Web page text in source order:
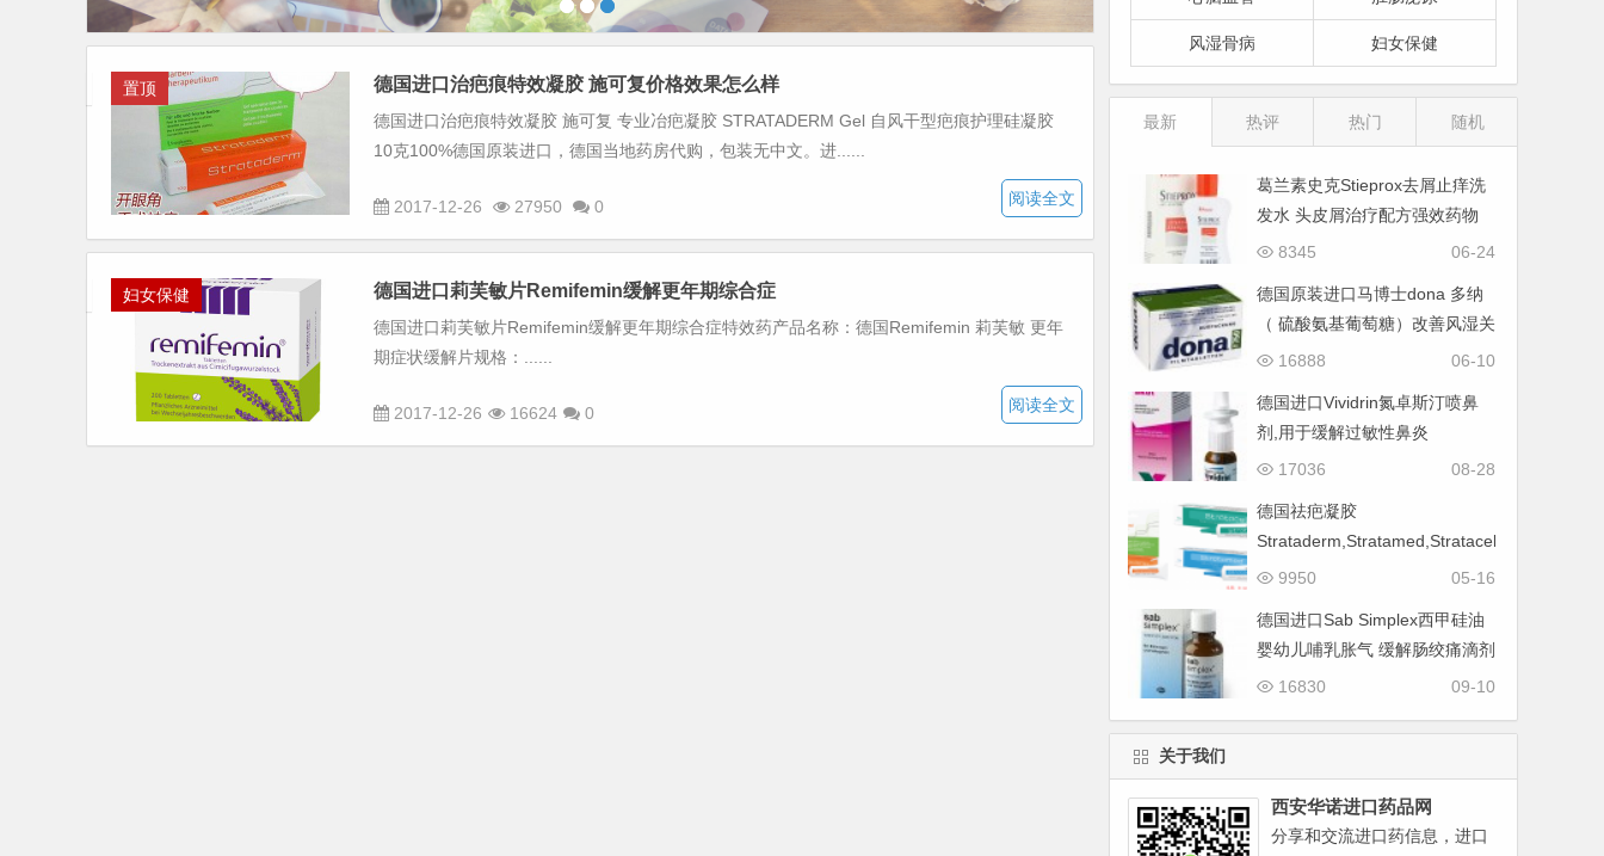
置顶 德国进口治疤痕特效凝胶 施可复价格效果怎么样
德国进口治疤痕特效凝胶 施可复 专业冶疤凝胶 STRATADERM Gel 自风干型疤痕护理硅凝胶
10克100%德国原装进口，德国当地药房代购，包装无中文。进......
2017-12-26 27950 0 阅读全文
妇女保健 德国进口莉芙敏片Remifemin缓解更年期综合症
德国进口莉芙敏片Remifemin缓解更年期综合症特效药产品名称：德国Remifemin 莉芙敏 更年
期症状缓解片规格：......
2017-12-26 16624 0 阅读全文
风湿骨病 妇女保健
最新 热评 热门 随机
葛兰素史克Stieprox去屑止痒洗
发水 头皮屑治疗配方强效药物
06-24
8345
德国原装进口马博士dona 多纳
（ 硫酸氨基葡萄糖）改善风湿关
节炎进口药
06-10
16888
德国进口Vividrin氮卓斯汀喷鼻
剂,用于缓解过敏性鼻炎
08-28
17036
德国祛疤凝胶
Strataderm,Stratamed,Stratacel
如何选购
05-16
9950
德国进口Sab Simplex西甲硅油
婴幼儿哺乳胀气 缓解肠绞痛滴剂
09-10
16830
关于我们
西安华诺进口药品网
分享和交流进口药信息，进口